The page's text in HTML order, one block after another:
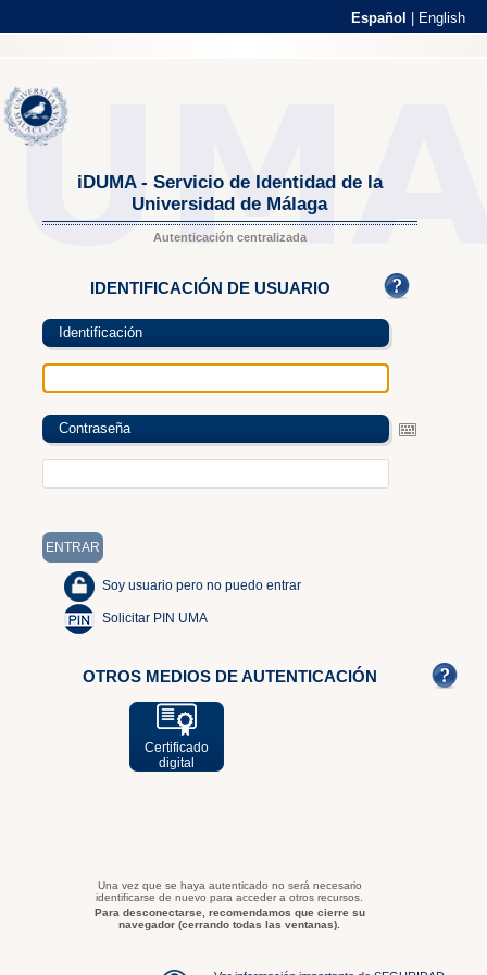
Español English
iDUMA - Servicio de Identidad de la
Universidad de Málaga
Autenticación centralizada
IDENTIFICACIÓN DE USUARIO
Identificación
Contraseña
Soy usuario pero no puedo entrar
Solicitar PIN UMA
OTROS MEDIOS DE AUTENTICACIÓN
Certificado
digital
Una vez que se haya autenticado no será necesario
identificarse de nuevo para acceder a otros recursos.
Para desconectarse, recomendamos que cierre su
navegador (cerrando todas las ventanas).